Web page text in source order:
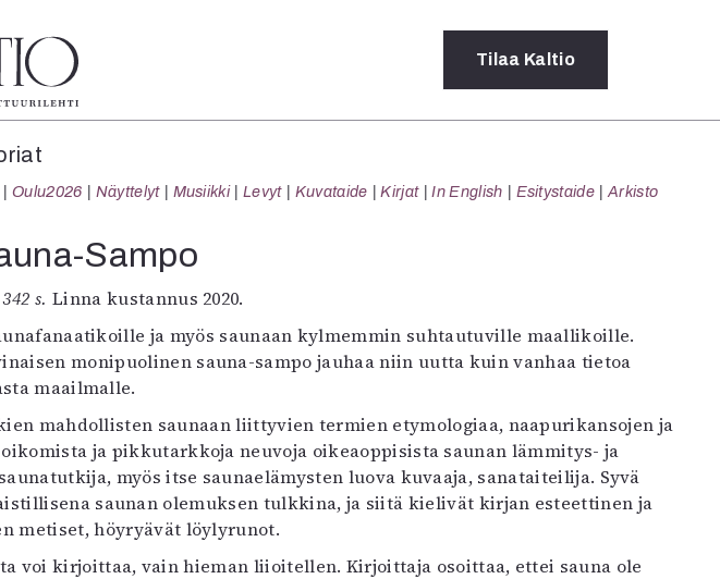
Tilaus ja
Toimitus
Mediatiedot
Tilaa Kaltio
Oulu2026 Näyttelyt Musiikki Levyt Kuvataide Kirjat In English Esitystaide Arkisto
Sampo
s.Linna kustannus 2020.
ja myös saunaan kylmemmin suhtautuville maallikoille.
monipuolinen sauna-sampo jauhaa niin uutta kuin vanhaa tietoa
maailmalle.
mahdollisten saunaan liittyvien termien etymologiaa, naapurikansojen ja
ja pikkutarkkoja neuvoja oikeaoppisista saunan lämmitys- ja
myös itse saunaelämysten luova kuvaaja, sanataiteilija. Syvä
saunan olemuksen tulkkina, ja siitä kielivät kirjan esteettinen ja
metiset, höyryävät löylyrunot.
voi kirjoittaa, vain hieman liioitellen. Kirjoittaja osoittaa, ettei sauna ole